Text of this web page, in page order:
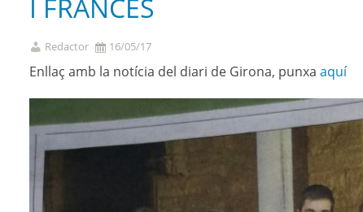
I FRANCÈS
Redactor 16/05/17
Enllaç amb la notícia del diari de Girona, punxa aquí